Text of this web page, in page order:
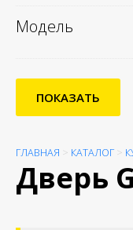
Модель
ПОКАЗАТЬ
ГЛАВНАЯ > КАТАЛОГ >
Дверь